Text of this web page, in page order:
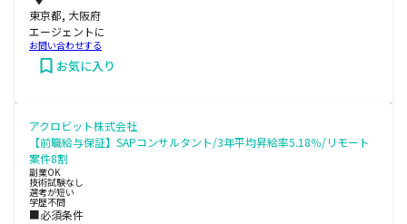
東京都, 大阪府
エージェントに
お問い合わせする
お気に入り
アクロビット株式会社
【前職給与保証】SAPコンサルタント/3年平均昇給率5.18％/リモート
案件8割
副業OK
技術試験なし
選考が短い
学歴不問
■必須条件